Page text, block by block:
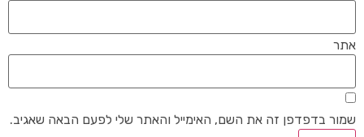
אתר
שמור בדפדפן זה את השם, האימייל והאתר שלי לפעם הבאה שאגיב.